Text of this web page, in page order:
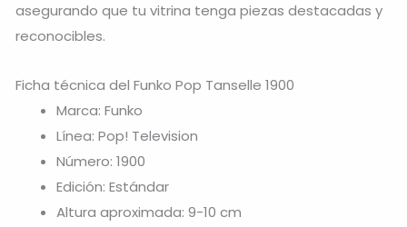
asegurando que tu vitrina tenga piezas destacadas y
reconocibles.
Ficha técnica del Funko Pop Tanselle 1900
Marca: Funko
Línea: Pop! Television
Número: 1900
Edición: Estándar
Altura aproximada: 9-10 cm